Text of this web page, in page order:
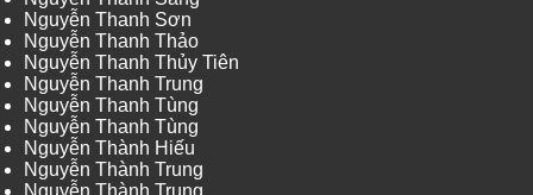
Nguyễn Thanh Sơn
Nguyễn Thanh Thảo
Nguyễn Thanh Thủy Tiên
Nguyễn Thanh Trung
Nguyễn Thanh Tùng
Nguyễn Thanh Tùng
Nguyễn Thành Hiếu
Nguyễn Thành Trung
Nguyễn Thành Trung